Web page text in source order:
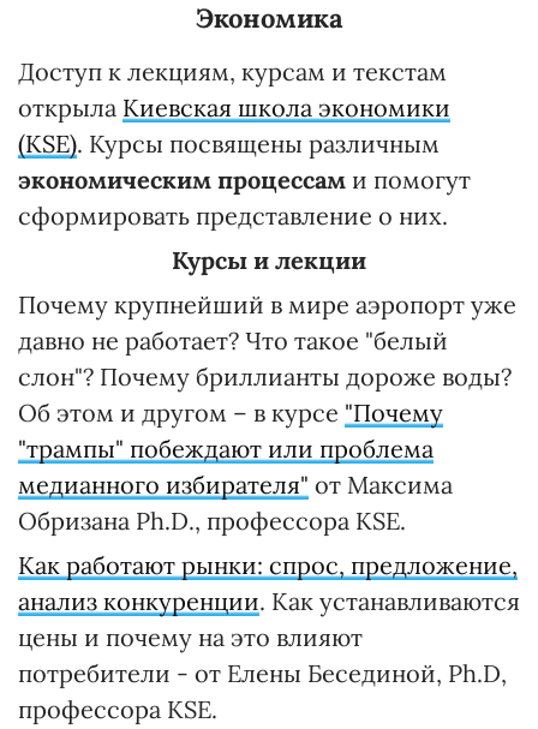
Экономика
Доступ к лекциям, курсам и текстам
открыла Киевская школа экономики
(KSE). Курсы посвящены различным
экономическим процессам и помогут
сформировать представление о них.
Курсы и лекции
Почему крупнейший в мире аэропорт уже
давно не работает? Что такое "белый
слон"? Почему бриллианты дороже воды?
Об этом и другом – в курсе "Почему
"трампы" побеждают или проблема
медианного избирателя" от Максима
Обризана Ph.D., профессора KSE.
Как работают рынки: спрос, предложение,
анализ конкуренции. Как устанавливаются
цены и почему на это влияют
потребители - от Елены Бесединой, Ph.D,
профессора KSE.